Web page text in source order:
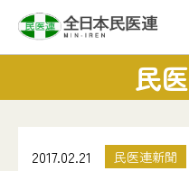
民
2017.02.21 民医連新聞